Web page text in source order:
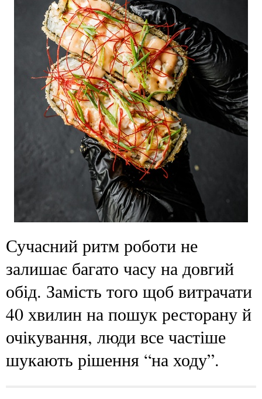
Сучасний ритм роботи не
залишає багато часу на довгий
обід. Замість того щоб витрачати
40 хвилин на пошук ресторану й
очікування, люди все частіше
шукають рішення “на ходу”.